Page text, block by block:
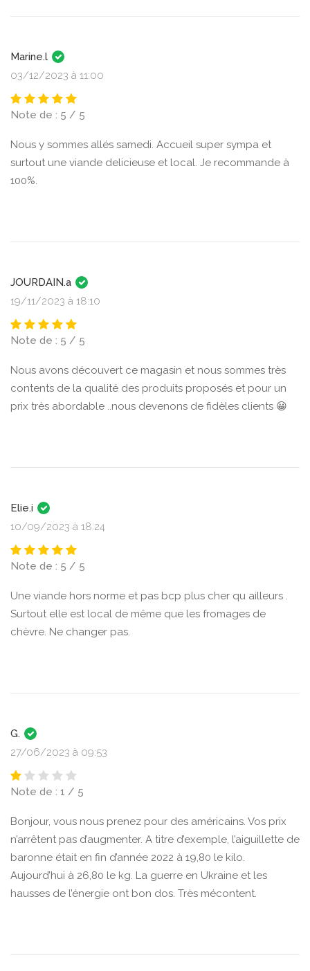
Marine.l
03/12/2023 à 11:00
Note de : 5 / 5
Nous y sommes allés samedi. Accueil super sympa et
surtout une viande delicieuse et local. Je recommande à
100%.
JOURDAIN.a
19/11/2023 à 18:10
Note de : 5 / 5
Nous avons découvert ce magasin et nous sommes très
contents de la qualité des produits proposés et pour un
prix très abordable ..nous devenons de fidèles clients 😀
Elie.i
10/09/2023 à 18:24
Note de : 5 / 5
Une viande hors norme et pas bcp plus cher qu ailleurs .
Surtout elle est local de même que les fromages de
chèvre. Ne changer pas.
G.
27/06/2023 à 09:53
Note de : 1 / 5
Bonjour, vous nous prenez pour des américains. Vos prix
n’arrêtent pas d’augmenter. A titre d’exemple, l’aiguillette de
baronne était en fin d’année 2022 à 19,80 le kilo.
Aujourd’hui à 26,80 le kg. La guerre en Ukraine et les
hausses de l’énergie ont bon dos. Très mécontent.